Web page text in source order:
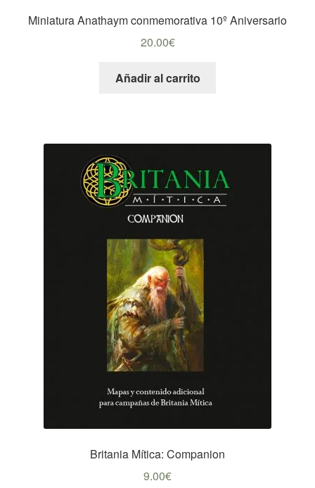
Miniatura Anathaym conmemorativa 10º Aniversario
20.00€
Añadir al carrito
Britania Mítica: Companion
9.00€